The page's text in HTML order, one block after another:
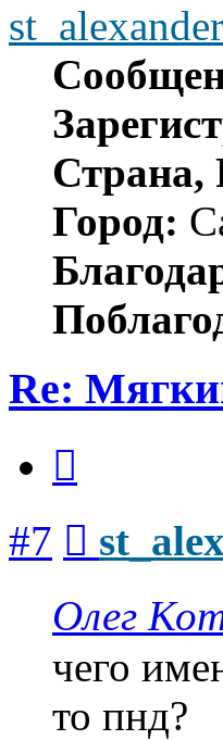
st_alexander
Страна,
Город:
Re:
#7
Олег
чего
то пнд?